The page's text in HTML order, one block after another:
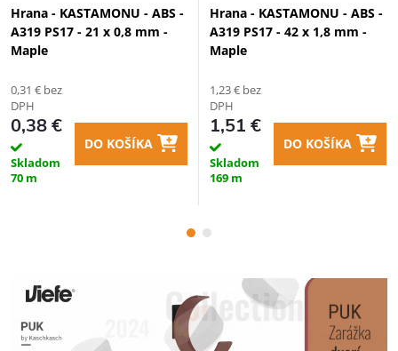
Hrana - KASTAMONU - ABS -
A319 PS17 - 21 x 0,8 mm -
Maple
0,31 € bez
DPH
0,38 €
Skladom
70 m
DO KOŠÍKA
Hrana - KASTAMONU - ABS -
A319 PS17 - 42 x 1,8 mm -
Maple
1,23 € bez
DPH
1,51 €
Skladom
169 m
DO KOŠÍKA